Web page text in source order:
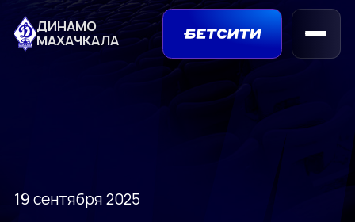
ДИНАМО
МАХАЧКАЛА
19 сентября 2025